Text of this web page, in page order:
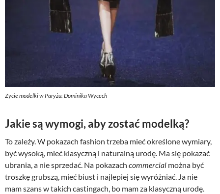
Życie modelki w Paryżu: Dominika Wycech
Jakie są wymogi, aby zostać modelką?
To zależy. W pokazach fashion trzeba mieć określone wymiary,
być wysoką, mieć klasyczną i naturalną urodę. Ma się pokazać
ubrania, a nie sprzedać. Na pokazach commercial można być
troszkę grubszą, mieć biust i najlepiej się wyróżniać. Ja nie
mam szans w takich castingach, bo mam za klasyczną urodę.